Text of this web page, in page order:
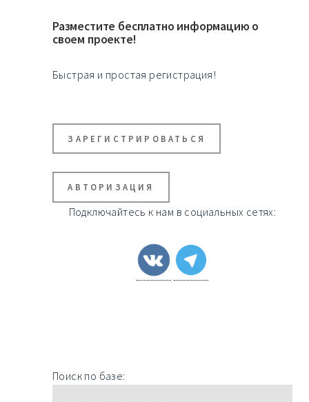
Разместите бесплатно информацию о
своем проекте!
Быстрая и простая регистрация!
ЗАРЕГИСТРИРОВАТЬСЯ
АВТОРИЗАЦИЯ
Подключайтесь к нам в социальных сетях:
Поиск по базе: